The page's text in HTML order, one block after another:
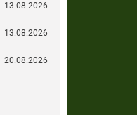
13.08.2026
13.08.2026
20.08.2026